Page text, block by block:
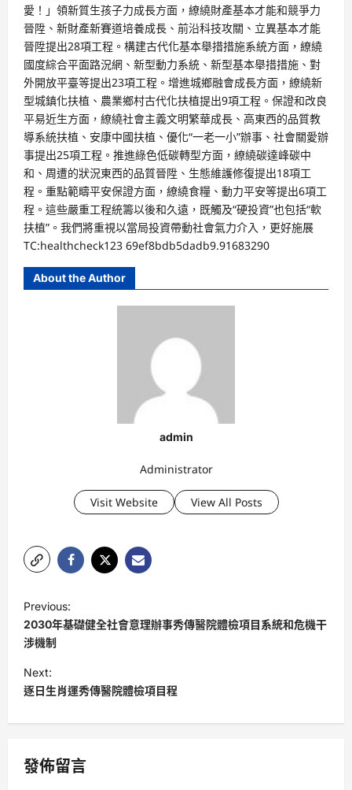
愛！」領新質生孩子力成長方面，繚繞財產基本才能和競爭力
晉陞、新財產新賽道培養成長、前沿科技攻關、立異基本才能
晉陞提出28項工程。構建古代化基本舉措措施系統方面，繚繞
國度綜合平面路況網、新型動力系統、新型基本舉措措施、對
外開放平臺等提出23項工程。增進城鄉融會成長方面，繚繞新
型城鎮化扶植、農業鄉村古代化扶植提出9項工程。保證和改良
平易近生方面，繚繞社會主義文明繁華成長、高東西的品質教
導系統扶植、安康中國扶植、優化“一老一小”辦事、社會關愛辦
事提出25項工程。推進綠色低碳轉型方面，繚繞碳達峰碳中
和、周遭的狀況東西的品質晉陞、生態維護修復提出18項工
程。重點範疇平安保證方面，繚繞食糧、動力平安等提出6項工
程。這些嚴重工程統籌以後和久遠，既觸及“硬投資”也包括“軟
扶植”。我們將重視以當局投資帶動社會氣力介入，更好施展
TC:healthcheck123 69ef8bdb5dadb9.91683290
About the Author
admin
Administrator
Visit Website View All Posts
o
s
t
n
a
i
Previous:
2030年基礎健全社會意理辦事秀傳醫院體檢項目系統和危機干
涉機制
Next:
逐日生肖運秀傳醫院體檢項目程
發佈留言